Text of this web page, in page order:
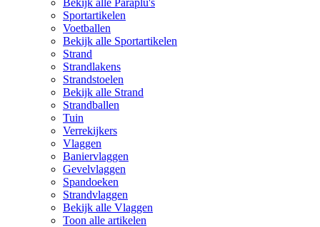
Bekijk alle Paraplu's
Sportartikelen
Voetballen
Bekijk alle Sportartikelen
Strand
Strandlakens
Strandstoelen
Bekijk alle Strand
Strandballen
Tuin
Verrekijkers
Vlaggen
Baniervlaggen
Gevelvlaggen
Spandoeken
Strandvlaggen
Bekijk alle Vlaggen
Toon alle artikelen